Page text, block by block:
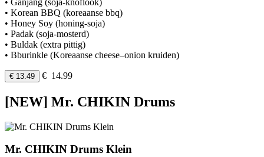
• Korean BBQ (koreaanse bbq)
• Honey Soy (honing-soja)
• Padak (soja-mosterd)
• Buldak (extra pittig)
• Bburinkle (Koreaanse cheese–onion kruiden)
€ 13.49 € 14.99
[NEW] Mr. CHIKIN Drums
Mr. CHIKIN Drums Klein